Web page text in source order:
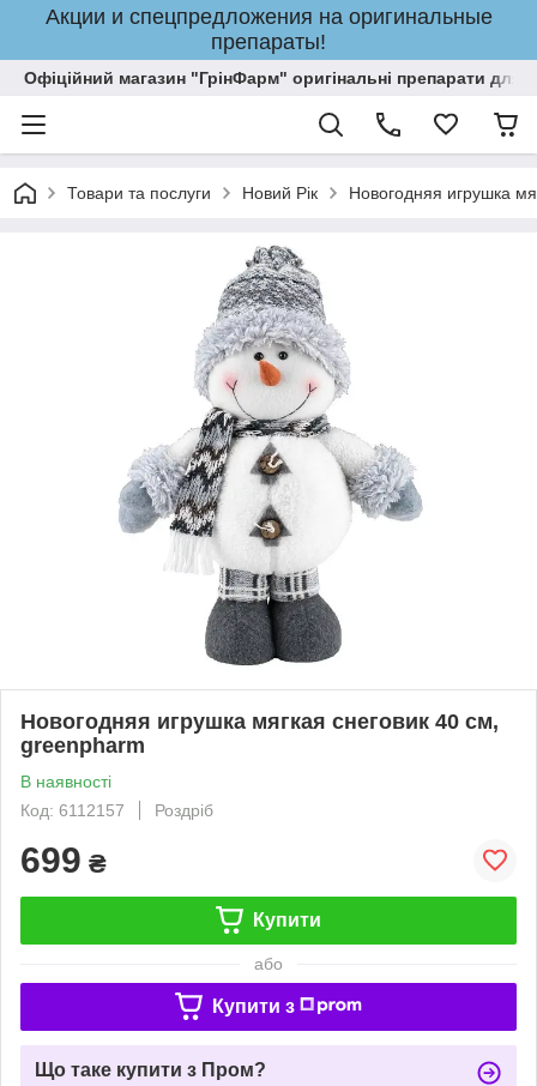
Акции и спецпредложения на оригинальные
препараты!
Офіційний магазин "ГрінФарм" оригінальні препарати для
Товари та послуги Новий Рік Новогодняя игрушка
Новогодняя игрушка мягкая снеговик 40 см,
greenpharm
В наявності
Код: 6112157
Роздріб
699 ₴
Купити
або
Купити з
Що таке купити з Пром?